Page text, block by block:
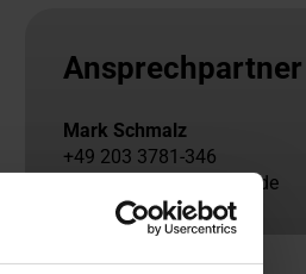
Ansprechpartner
Mark Schmalz
+49 203 3781-346
schmalz@slv-duisburg.de